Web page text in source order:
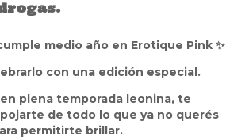
medio año en Erotique Pink ✨
con una edición especial.
en plena temporada leonina, te
de todo lo que ya no querés
permitirte brillar.